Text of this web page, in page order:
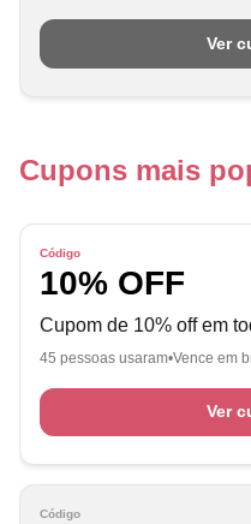
Ver
Cupons mais
Código
10% OFF
Cupom de 10% off em
45 pessoas usaram Vence em
Ver
Código